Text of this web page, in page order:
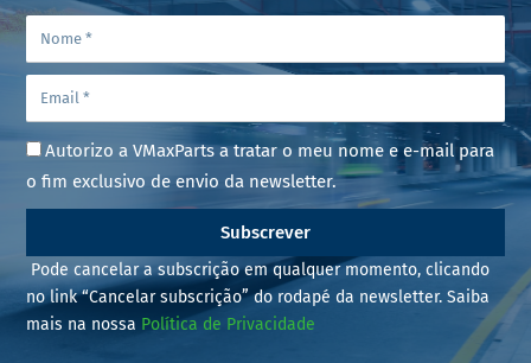
Autorizo a VMaxParts a tratar o meu nome e e-mail para
o fim exclusivo de envio da newsletter.
Subscrever
Pode cancelar a subscrição em qualquer momento, clicando
no link “Cancelar subscrição” do rodapé da newsletter. Saiba
mais na nossa Política de Privacidade